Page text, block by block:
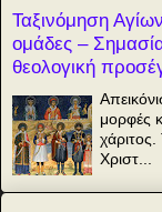
Ταξινόμηση
ομάδες –
θεολογική
μορφές
χάριτος.
Χριστ...